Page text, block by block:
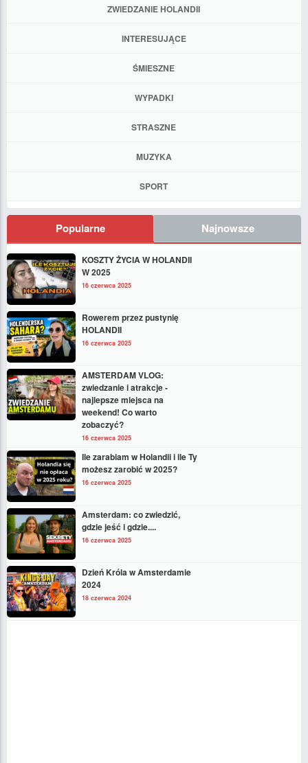
ZWIEDZANIE HOLANDII
INTERESUJĄCE
ŚMIESZNE
WYPADKI
STRASZNE
MUZYKA
SPORT
Popularne Najnowsze
KOSZTY ŻYCIA W HOLANDII
W 2025
16 czerwca 2025
Rowerem przez pustynię
HOLANDII
16 czerwca 2025
AMSTERDAM VLOG:
zwiedzanie i atrakcje -
najlepsze miejsca na
weekend! Co warto
zobaczyć?
16 czerwca 2025
Ile zarabiam w Holandii i ile Ty
możesz zarobić w 2025?
16 czerwca 2025
Amsterdam: co zwiedzić,
gdzie jeść i gdzie....
16 czerwca 2025
Dzień Króla w Amsterdamie
2024
18 czerwca 2024